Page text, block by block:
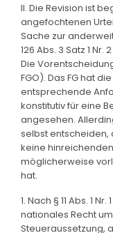
II. Die Revision ist
angefochtenen
Sache zur
126 Abs. 3 Satz 1
Die
FGO). Das FG hat
entsprechende
konstitutiv für eine
angesehen.
selbst entscheiden,
keine
möglicherweise
hat.
1. Nach § 11 Abs. 1
nationales Recht
Steueraussetzung,